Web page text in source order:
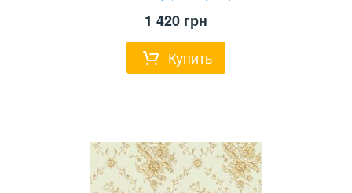
1 420 грн
Купить